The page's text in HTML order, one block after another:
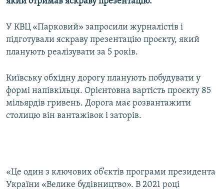
Усі сайти RFE/RL
У КВЦ «Парковий» запросили журналістів і
підготували яскраву презентацію проєкту, який
планують реалізувати за 5 років.
Київську обхідну дорогу планують побудувати у
формі напівкільця. Орієнтовна вартість проєкту 85
мільярдів гривень. Дорога має розвантажити
столицю він вантажівок і заторів.
«Це один з ключових об’єктів програми президента
України «Велике будівництво». В 2021 році